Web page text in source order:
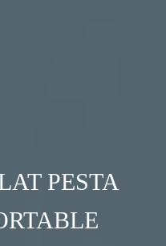
PESTA